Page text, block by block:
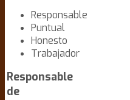
Responsable
Puntual
Honesto
Trabajador
Responsable
de